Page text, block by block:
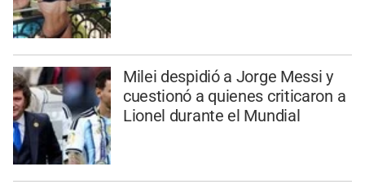
Milei despidió a Jorge Messi y
cuestionó a quienes criticaron a
Lionel durante el Mundial